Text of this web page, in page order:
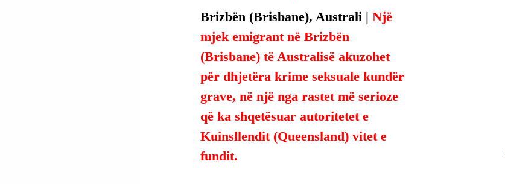
Brizbën (Brisbane), Australi | Një
mjek emigrant në Brizbën
(Brisbane) të Australisë akuzohet
për dhjetëra krime seksuale kundër
grave, në një nga rastet më serioze
që ka shqetësuar autoritetet e
Kuinsllendit (Queensland) vitet e
fundit.